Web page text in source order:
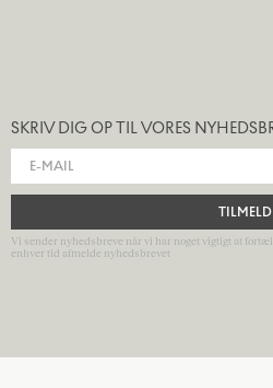
SKRIV DIG OP TIL VORES
TILMELD
Vi sender nyhedsbreve når vi har noget vigtigt at
enhver tid afmelde nyhedsbrevet